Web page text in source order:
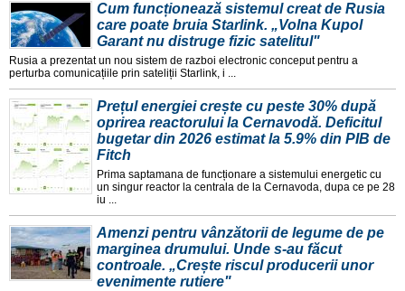
Cum funcționează sistemul creat de Rusia
care poate bruia Starlink. „Volna Kupol
Garant nu distruge fizic satelitul"
Rusia a prezentat un nou sistem de razboi electronic conceput pentru a
perturba comunicațiile prin sateliții Starlink, i ...
Prețul energiei crește cu peste 30% după
oprirea reactorului la Cernavodă. Deficitul
bugetar din 2026 estimat la 5.9% din PIB de
Fitch
Prima saptamana de funcționare a sistemului energetic cu
un singur reactor la centrala de la Cernavoda, dupa ce pe 28
iu ...
Amenzi pentru vânzătorii de legume de pe
marginea drumului. Unde s-au făcut
controale. „Crește riscul producerii unor
evenimente rutiere"